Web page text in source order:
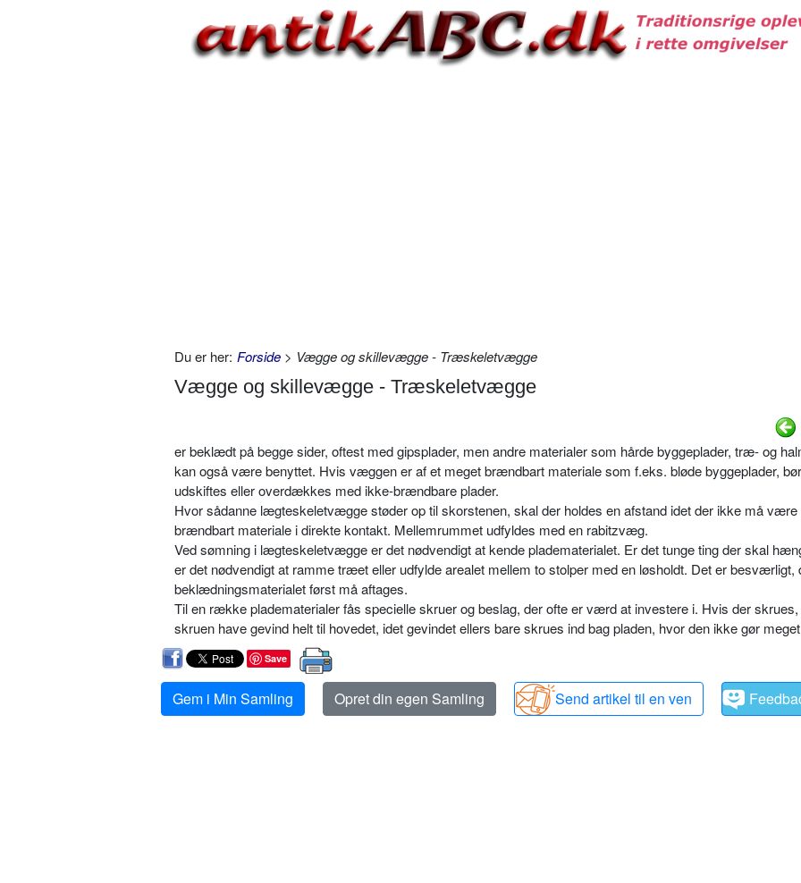
Du er her: Forside > Vægge og skillevægge - Træskeletvægge
Vægge og skillevægge - Træskeletvægge
er beklædt på begge sider, oftest med gipsplader, men andre materialer som hårde byggeplader, træ- og
kan også være benyttet. Hvis væggen er af et meget brændbart materiale som f.eks. bløde byggeplader,
udskiftes eller overdækkes med ikke-brændbare plader.
Hvor sådanne lægteskeletvægge støder op til skorstenen, skal der holdes en afstand idet der ikke må være
brændbart materiale i direkte kontakt. Mellemrummet udfyldes med en rabitzvæg.
Ved sømning i lægteskeletvægge er det nødvendigt at kende pladematerialet. Er det tunge ting der skal
er det nødvendigt at ramme træet eller udfylde arealet mellem to stolper med en løsholdt. Det er besværligt,
beklædningsmaterialet først må aftages.
Til en række pladematerialer fås specielle skruer og beslag, der ofte er værd at investere i. Hvis der
skruen have gevind helt til hovedet, idet gevindet ellers bare skrues ind bag pladen, hvor den ikke gør
Save
Gem i Min Samling Opret din egen Samling Send artikel til en ven